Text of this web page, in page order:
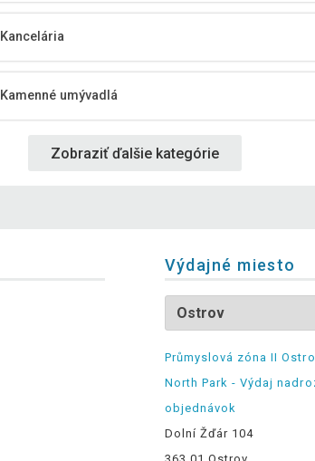
Kancelária
Kamenné umývadlá
Zobraziť ďalšie kategórie
Výdajné miesto
Průmyslová zóna II
North Park - Výdaj
objednávok
Dolní Žďár 104